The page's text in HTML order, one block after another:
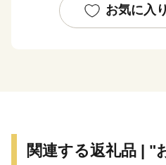
かく、とろけるほどの美味
会で多くの賞に輝くなど、
お気に入
関連する返礼品 | "